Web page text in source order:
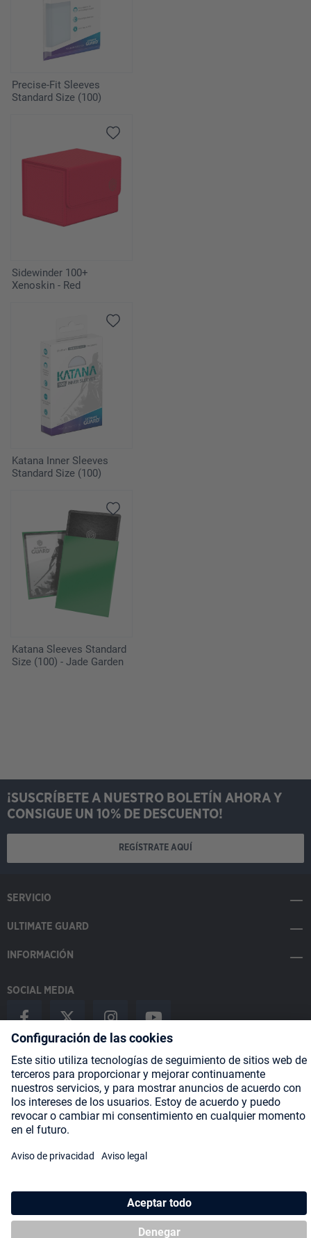
Precise-Fit Sleeves
Standard Size (100)
Sidewinder 100+
Xenoskin - Red
Katana Inner Sleeves
Standard Size (100)
Katana Sleeves Standard
Size (100) - Jade Garden
¡SUSCRÍBETE A NUESTRO BOLETÍN AHORA Y
CONSIGUE UN 10% DE DESCUENTO!
REGÍSTRATE AQUÍ
SERVICIO
ULTIMATE GUARD
INFORMACIÓN
SOCIAL MEDIA
Payment Methods
Shipping
* Todos los precios incluyen IVA másgastos de envíoy posibles
gastos de envío, si no se indica lo contrario.